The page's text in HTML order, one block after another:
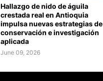
Hallazgo de nido de águila
crestada real en Antioquia
impulsa nuevas estrategias de
conservación e investigación
aplicada
June 09, 2026